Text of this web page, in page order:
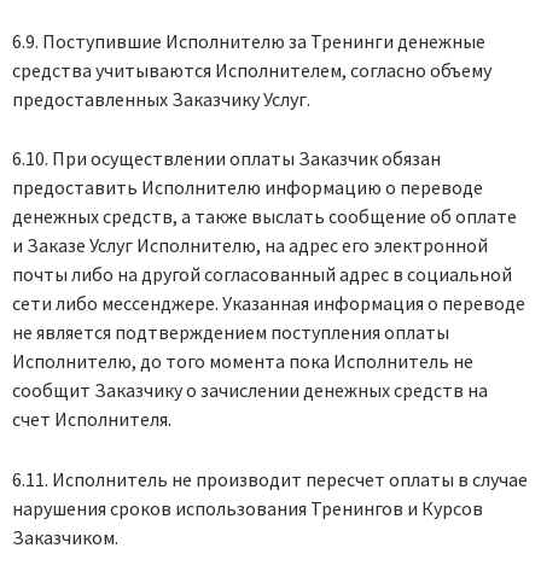
6.9. Поступившие Исполнителю за Тренинги денежные
средства учитываются Исполнителем, согласно объему
предоставленных Заказчику Услуг.
6.10. При осуществлении оплаты Заказчик обязан
предоставить Исполнителю информацию о переводе
денежных средств, а также выслать сообщение об оплате
и Заказе Услуг Исполнителю, на адрес его электронной
почты либо на другой согласованный адрес в социальной
сети либо мессенджере. Указанная информация о переводе
не является подтверждением поступления оплаты
Исполнителю, до того момента пока Исполнитель не
сообщит Заказчику о зачислении денежных средств на
счет Исполнителя.
6.11. Исполнитель не производит пересчет оплаты в случае
нарушения сроков использования Тренингов и Курсов
Заказчиком.